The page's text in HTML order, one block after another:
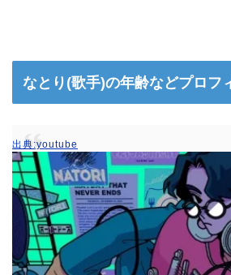
なとり(歌手)の年齢などプロフ
出典:youtube